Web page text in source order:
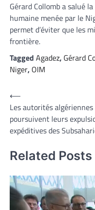
Gérard Collomb a salué
humaine menée par le
permet d’éviter que les
frontière.
Tagged Agadez, Gérard
Niger, OIM
Navigation
de
l’article
⟵
Les autorités algériennes
poursuivent leurs
expéditives des
Related Posts